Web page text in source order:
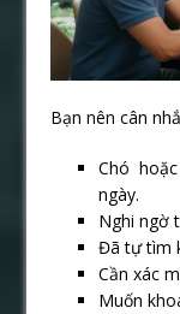
Bạn nên cân
Chó
ngày.
Nghi ngờ
Đã tự tìm
Cần xác
Muốn